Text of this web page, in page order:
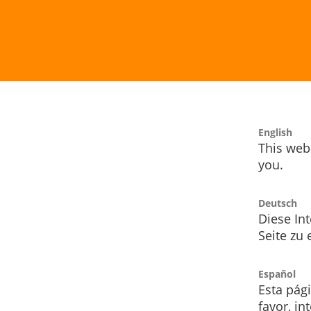
English
This
you.
Deutsch
Diese
Seite zu
Español
Esta
favor,